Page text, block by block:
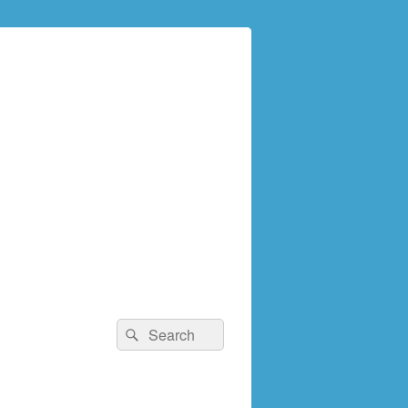
検
索:
検
索